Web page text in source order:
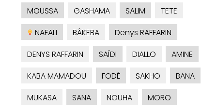
MOUSSA
GASHAMA SALIM
TETE
NAFALI
BÂKEBA
Denys RAFFARIN
DENYS RAFFARIN
SAÏDI DIALLO
AMINE
KABA MAMADOU
FODÉ SAKHO
BANA
MUKASA
SANA NOUHA
MORO